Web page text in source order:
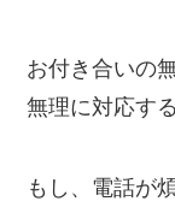
お付き合いの
無理に対応す
もし、電話が